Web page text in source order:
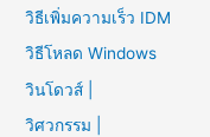
วิธีเพิ่มความเร็ว IDM
วิธีโหลด Windows
วินโดวส์ |
วิศวกรรม |